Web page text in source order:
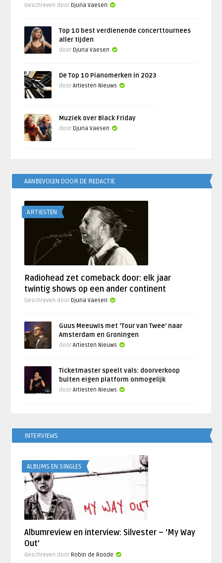
Geschreven door Djuna Vaesen
Top 10 best verdienende concerttournees
aller tijden
door Djuna Vaesen
De Top 10 Pianomerken in 2023
doorArtiesten Nieuws
Muziek over Black Friday
door Djuna Vaesen
AANBEVOLEN DOOR DE REDACTIE
ARTIESTEN
Radiohead zet comeback door: elk jaar
twintig shows op een ander continent
Geschreven door Djuna Vaesen
Guus Meeuwis met ‘Tour van Twee’ naar
Amsterdam en Groningen
doorArtiesten Nieuws
Ticketmaster speelt vals: doorverkoop
buiten eigen platform onmogelijk
doorArtiesten Nieuws
INTERVIEWS
ALBUMS EN SINGLES
Albumreview en interview: Silvester – ‘My Way
Out’
Geschreven door Robin de Roode